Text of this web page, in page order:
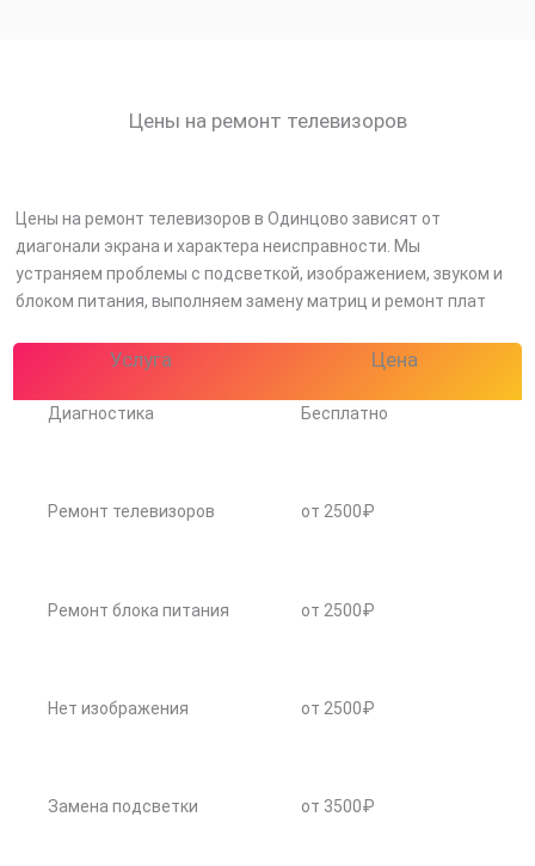
Цены на ремонт телевизоров
Цены на ремонт телевизоров в Одинцово зависят от
диагонали экрана и характера неисправности. Мы
устраняем проблемы с подсветкой, изображением, звуком и
блоком питания, выполняем замену матриц и ремонт плат
Услуга Цена
Диагностика Бесплатно
Ремонт телевизоров от 2500₽
Ремонт блока питания от 2500₽
Нет изображения от 2500₽
Замена подсветки от 3500₽